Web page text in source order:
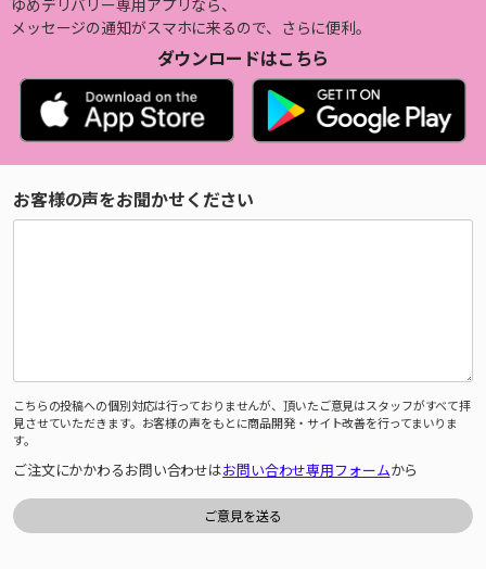
ゆめデリバリー専用アプリなら、
メッセージの通知がスマホに来るので、さらに便利。
ダウンロードはこちら
お客様の声をお聞かせください
こちらの投稿への個別対応は行っておりませんが、頂いたご意見はスタッフがすべて拝
見させていただきます。お客様の声をもとに商品開発・サイト改善を行ってまいりま
す。
ご注文にかかわるお問い合わせはお問い合わせ専用フォームから